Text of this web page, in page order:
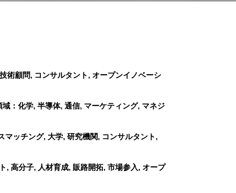
術顧問, コンサルタント, オープンイノベーシ
：化学, 半導体, 通信, マーケティング, マネジ
ッチング, 大学, 研究機関, コンサルタント,
高分子, 人材育成, 販路開拓, 市場参入, オープ